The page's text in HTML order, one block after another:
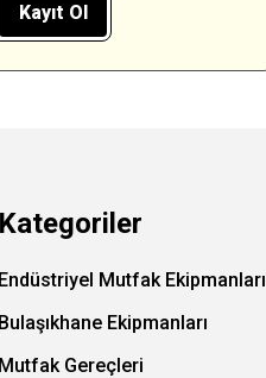
Kayıt Ol
Kategoriler
Endüstriyel Mutfak Ekipmanları
Bulaşıkhane Ekipmanları
Mutfak Gereçleri